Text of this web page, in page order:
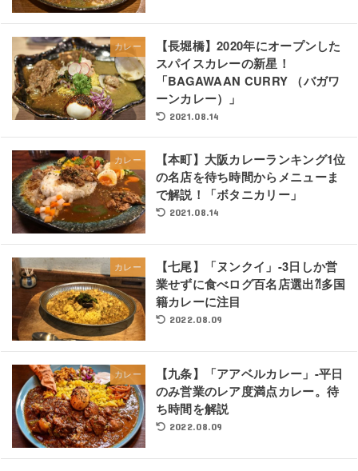
カレー
【長堀橋】2020年にオープンした
スパイスカレーの新星！
「BAGAWAAN CURRY （バガワ
ーンカレー）」
2021.08.14
カレー
【本町】大阪カレーランキング1位
の名店を待ち時間からメニューま
で解説！「ボタニカリー」
2021.08.14
カレー
【七尾】「ヌンクイ」-3日しか営
業せずに食べログ百名店選出⁈多国
籍カレーに注目
2022.08.09
カレー
【九条】「アアベルカレー」-平日
のみ営業のレア度満点カレー。待
ち時間を解説
2022.08.09